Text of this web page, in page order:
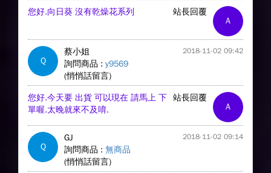
A
站長回覆
您好.向日葵 沒有乾燥花系列
Q
蔡小姐 2018-11-02 09:42
詢問商品 : y9569
(悄悄話留言)
A
站長回覆
您好.今天要 出貨 可以現在 請馬上 下
單喔.太晚就來不及唷.
Q
GJ 2018-11-02 09:14
詢問商品 : 無商品
(悄悄話留言)